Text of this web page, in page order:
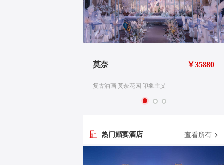
莫奈 ￥35880
复古油画 莫奈花园 印象主义
热门婚宴酒店 查看所有